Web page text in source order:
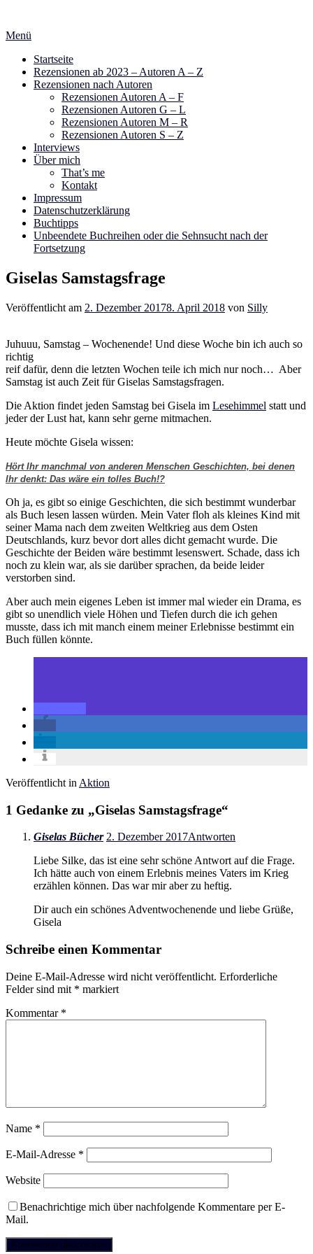
springen
Menü
Startseite
Rezensionen ab 2023 – Autoren A – Z
Rezensionen nach Autoren
Rezensionen Autoren A – F
Rezensionen Autoren G – L
Rezensionen Autoren M – R
Rezensionen Autoren S – Z
Interviews
Über mich
That’s me
Kontakt
Impressum
Datenschutzerklärung
Buchtipps
Unbeendete Buchreihen oder die Sehnsucht nach der
Fortsetzung
Giselas Samstagsfrage
Veröffentlicht am 2. Dezember 20178. April 2018 von Silly
Juhuuu, Samstag – Wochenende! Und diese Woche bin ich auch so
richtig
reif dafür, denn die letzten Wochen teile ich mich nur noch… Aber
Samstag ist auch Zeit für Giselas Samstagsfragen.
Die Aktion findet jeden Samstag bei Gisela im Lesehimmel statt und
jeder der Lust hat, kann sehr gerne mitmachen.
Heute möchte Gisela wissen:
Hört Ihr manchmal von anderen Menschen Geschichten, bei denen
Ihr denkt: Das wäre ein tolles Buch!?
Oh ja, es gibt so einige Geschichten, die sich bestimmt wunderbar
als Buch lesen lassen würden. Mein Vater floh als kleines Kind mit
seiner Mama nach dem zweiten Weltkrieg aus dem Osten
Deutschlands, kurz bevor dort alles dicht gemacht wurde. Die
Geschichte der Beiden wäre bestimmt lesenswert. Schade, dass ich
noch zu klein war, als sie darüber sprachen, da beide leider
verstorben sind.
Aber auch mein eigenes Leben ist immer mal wieder ein Drama, es
gibt so unendlich viele Höhen und Tiefen durch die ich gehen
musste, dass ich mit manch einem meiner Erlebnisse bestimmt ein
Buch füllen könnte.
Veröffentlicht in Aktion
1 Gedanke zu „Giselas Samstagsfrage“
Giselas Bücher 2. Dezember 2017Antworten
Liebe Silke, das ist eine sehr schöne Antwort auf die Frage.
Ich hätte auch von einem Erlebnis meines Vaters im Krieg
erzählen können. Das war mir aber zu heftig.
Dir auch ein schönes Adventwochenende und liebe Grüße,
Gisela
Schreibe einen Kommentar
Deine E-Mail-Adresse wird nicht veröffentlicht. Erforderliche
Felder sind mit * markiert
Kommentar *
Name *
E-Mail-Adresse *
Website
Benachrichtige mich über nachfolgende Kommentare per E-
Mail.